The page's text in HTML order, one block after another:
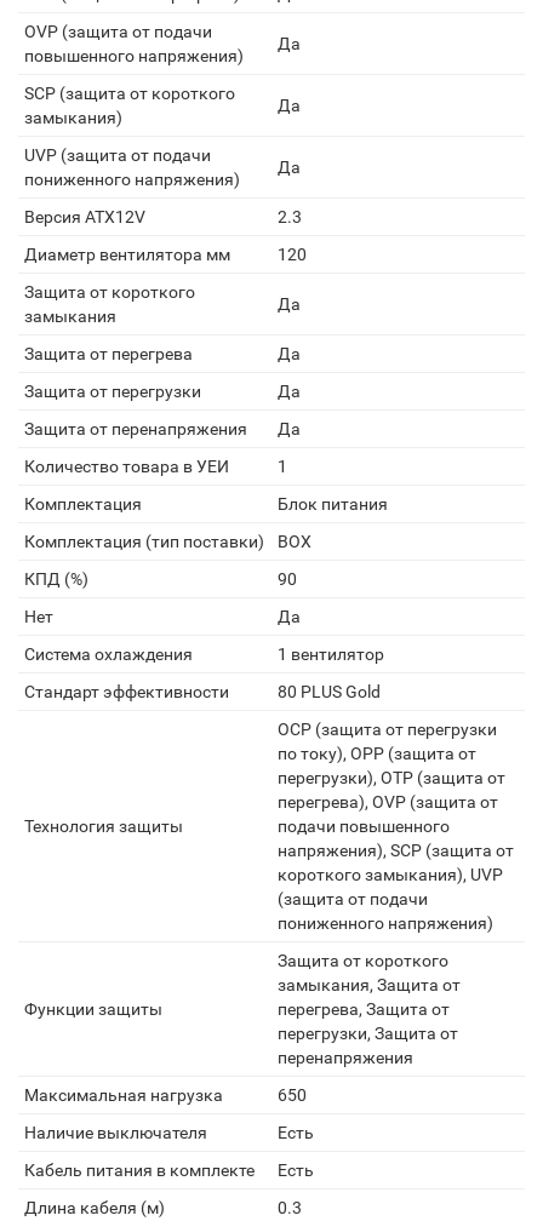
OVP (защита от подачи
повышенного напряжения)
Да
SCP (защита от короткого
замыкания)
Да
UVP (защита от подачи
пониженного напряжения)
Да
Версия ATX12V
2.3
Диаметр вентилятора мм
120
Защита от короткого
замыкания
Да
Защита от перегрева
Да
Защита от перегрузки
Да
Защита от перенапряжения
Да
Количество товара в УЕИ
1
Комплектация
Блок питания
Комплектация (тип поставки)
BOX
КПД (%)
90
Нет
Да
Система охлаждения
1 вентилятор
Стандарт эффективности
80 PLUS Gold
Технология защиты
OCP (защита от перегрузки
по току), OPP (защита от
перегрузки), OTP (защита от
перегрева), OVP (защита от
подачи повышенного
напряжения), SCP (защита от
короткого замыкания), UVP
(защита от подачи
пониженного напряжения)
Функции защиты
Защита от короткого
замыкания, Защита от
перегрева, Защита от
перегрузки, Защита от
перенапряжения
Максимальная нагрузка
650
Наличие выключателя
Есть
Кабель питания в комплекте
Есть
Длина кабеля (м)
0.3